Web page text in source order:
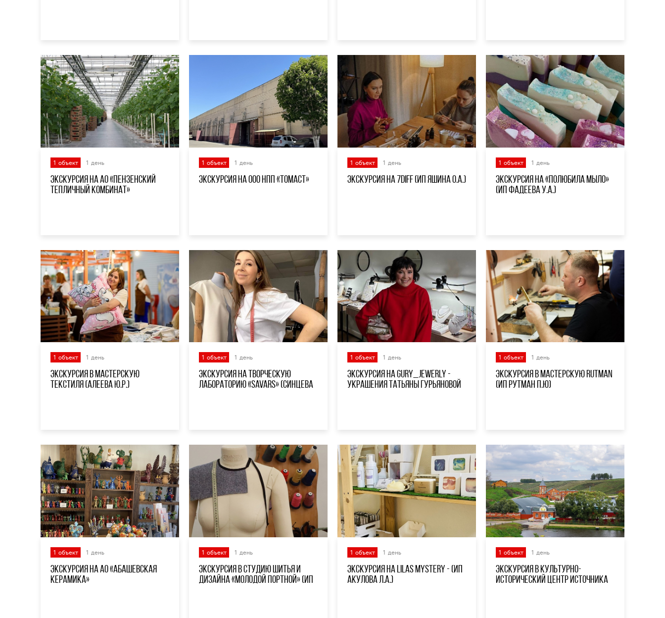
1 объект 1 день
Экскурсия на АО «Пензенский
тепличный комбинат»
1 объект 1 день
Экскурсия на ООО НПП «ТоМаСт»
1 объект 1 день
Экскурсия на 7DIFF (ИП Яшина О.А.)
1 объект 1 день
Экскурсия на «Полюбила мыло»
(ИП Фадеева У.А.)
1 объект 1 день
Экскурсия в Мастерскую
текстиля (Алеева Ю.Р.)
1 объект 1 день
Экскурсия на Творческую
лабораторию «Savars» (Синцева
1 объект 1 день
Экскурсия на Gury_jewerly -
украшения Татьяны Гурьяновой
1 объект 1 день
Экскурсия в Мастерскую RUTMAN
(ИП Рутман П.Ю)
1 объект 1 день
Экскурсия на АО «Абашевская
керамика»
1 объект 1 день
Экскурсия в студию шитья и
дизайна «Молодой портной» (ИП
1 объект 1 день
Экскурсия на LILAS MYSTERY - (ИП
Акулова Л.А.)
1 объект 1 день
Экскурсия в культурно-
исторический центр источника